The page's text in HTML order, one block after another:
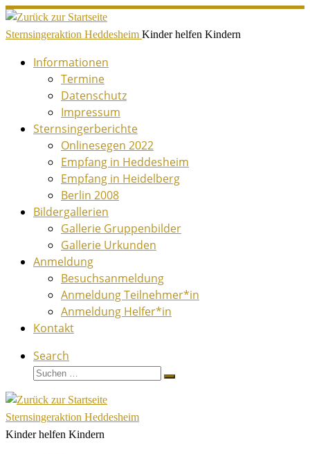
Zum
Inhalt
Sternsingeraktion Heddesheim Kinder helfen Kindern
Informationen
Termine
Datenschutz
Impressum
Sternsingerberichte
Onlinesegen 2022
Empfang in Heddesheim
Empfang in Heidelberg
Berlin 2008
Bildergallerien
Gallerie Gruppenbilder
Gallerie Urkunden
Anmeldung
Besuchsanmeldung
Anmeldung Teilnehmer*in
Anmeldung Helfer*in
Kontakt
Search
Suche
Suchen …
Sternsingeraktion Heddesheim
Kinder helfen Kindern